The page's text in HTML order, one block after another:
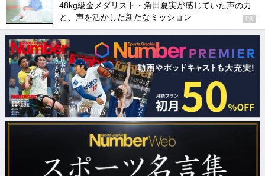
48kg級金メダリスト・角田夏実が感じていた声の力
と、声を活かした新たなミッション
PR